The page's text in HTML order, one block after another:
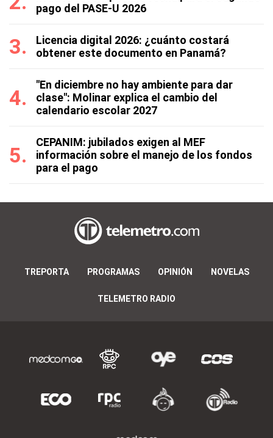
pago del PASE-U 2026
Licencia digital 2026: ¿cuánto costará
obtener este documento en Panamá?
"En diciembre no hay ambiente para dar
clase": Molinar explica el cambio del
calendario escolar 2027
CEPANIM: jubilados exigen al MEF
información sobre el manejo de los fondos
para el pago
TREPORTA PROGRAMAS OPINIÓN NOVELAS
TELEMETRO RADIO